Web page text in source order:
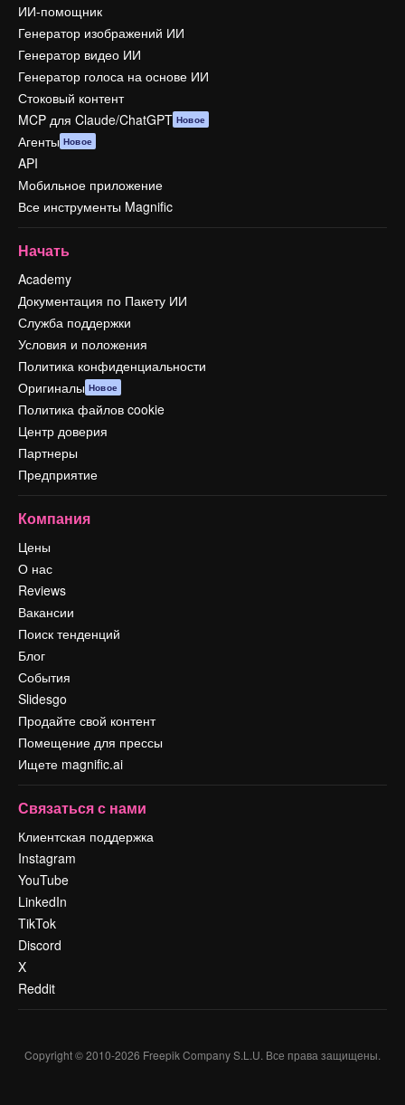
ИИ-помощник
Генератор изображений ИИ
Генератор видео ИИ
Генератор голоса на основе ИИ
Стоковый контент
MCP для Claude/ChatGPT Новое
Агенты Новое
API
Мобильное приложение
Все инструменты Magnific
Начать
Academy
Документация по Пакету ИИ
Служба поддержки
Условия и положения
Политика конфиденциальности
Оригиналы Новое
Политика файлов cookie
Центр доверия
Партнеры
Предприятие
Компания
Цены
О нас
Reviews
Вакансии
Поиск тенденций
Блог
События
Slidesgo
Продайте свой контент
Помещение для прессы
Ищете magnific.ai
Связаться с нами
Клиентская поддержка
Instagram
YouTube
LinkedIn
TikTok
Discord
X
Reddit
Copyright © 2010-2026 Freepik Company S.L.U. Все права защищены.